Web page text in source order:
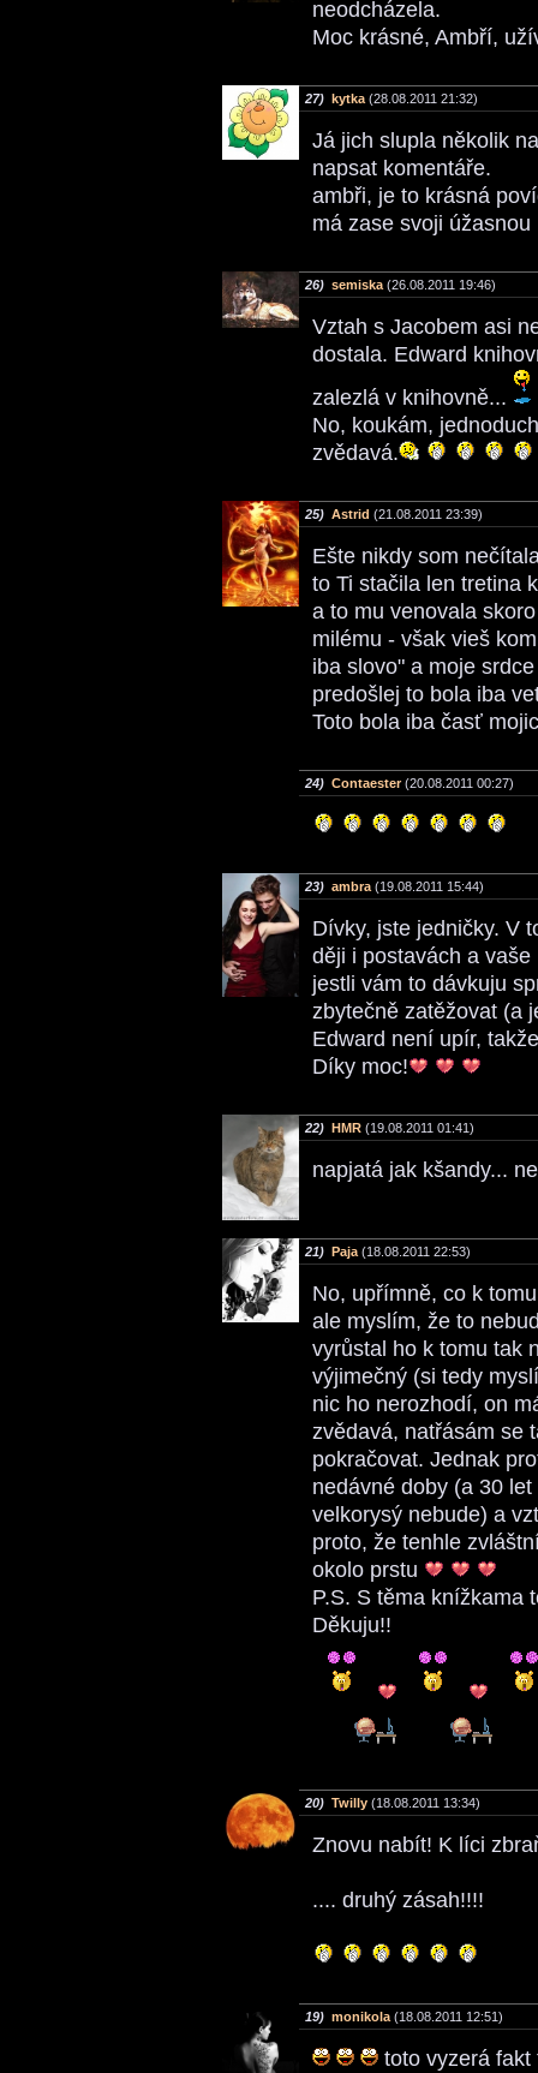
neodcházela.
Moc krásné, Ambří,
27) kytka (28.08.2011 21:32)
Já jich slupla několik
napsat komentáře.
ambři, je to krásná
má zase svoji
26) semiska (26.08.2011 19:46)
Vztah s Jacobem asi
dostala. Edward
zalezlá v knihovně...
No, koukám,
zvědavá.
25) Astrid (21.08.2011 23:39)
Ešte nikdy som
to Ti stačila len tretina
a to mu venovala
milému - však vieš
iba slovo" a moje
predošlej to bola iba
Toto bola iba časť
24) Contaester(20.08.2011 00:27)
23) ambra (19.08.2011 15:44)
Dívky, jste jedničky. V
ději i postavách a
jestli vám to dávkuju
zbytečně zatěžovat (a
Edward není upír,
Díky moc!
22) HMR (19.08.2011 01:41)
napjatá jak kšandy...
21) Paja (18.08.2011 22:53)
No, upřímně, co k
ale myslím, že to
vyrůstal ho k tomu tak
výjimečný (si tedy
nic ho nerozhodí, on
zvědavá, natřásám se
pokračovat. Jednak
nedávné doby (a 30
velkorysý nebude) a
proto, že tenhle
okolo prstu
P.S. S těma knížkama
Děkuju!!
20) Twilly (18.08.2011 13:34)
Znovu nabít! K líci
.... druhý zásah!!!!
19) monikola (18.08.2011 12:51)
toto vyzerá